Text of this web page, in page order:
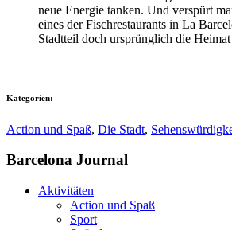
neue Energie tanken. Und verspürt
eines der Fischrestaurants in La
Stadtteil doch ursprünglich die Heimat
Kategorien:
Action und Spaß, Die Stadt,
Barcelona Journal
Aktivitäten
Action und Spaß
Sport